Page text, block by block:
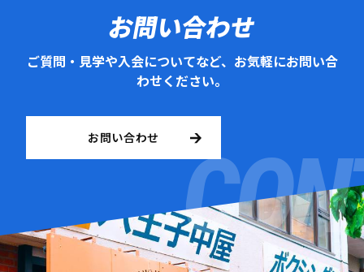
お問い合わせ
ご質問・見学や入会についてなど、お気軽にお問い合
わせください。
お問い合わせ